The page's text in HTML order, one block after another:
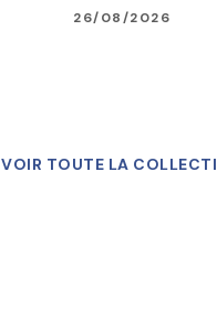
26/08/2026
VOIR TOUTE LA